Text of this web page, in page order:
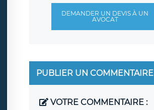
DEMANDER UN DEVIS À UN
AVOCAT
PUBLIER UN COMMENTAIRE
VOTRE COMMENTAIRE :